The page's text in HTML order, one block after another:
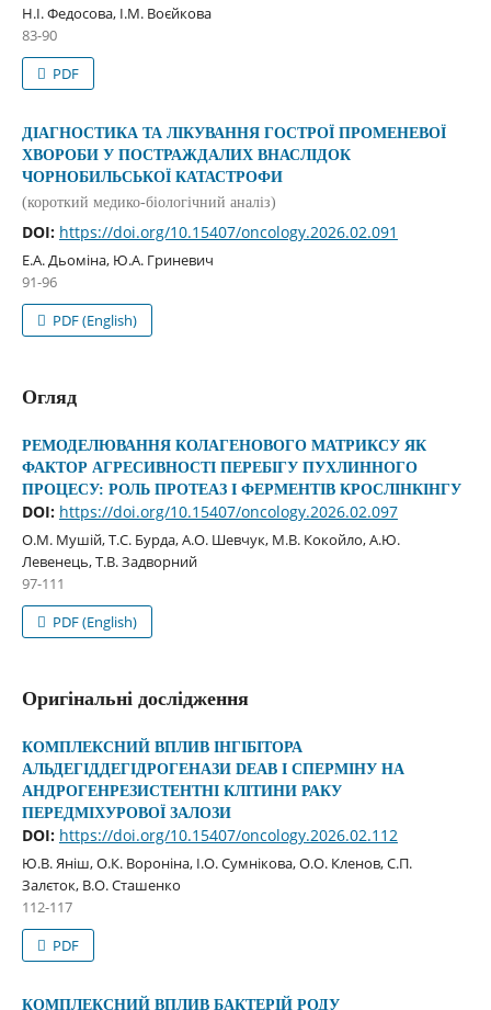
Н.І. Федосова, І.М. Воєйкова
83-90
PDF
ДІАГНОСТИКА ТА ЛІКУВАННЯ ГОСТРОЇ ПРОМЕНЕВОЇ
ХВОРОБИ У ПОСТРАЖДАЛИХ ВНАСЛІДОК
ЧОРНОБИЛЬСЬКОЇ КАТАСТРОФИ
(короткий медико-біологічний аналіз)
DOI: https://doi.org/10.15407/oncology.2026.02.091
Е.А. Дьоміна, Ю.А. Гриневич
91-96
PDF (English)
Огляд
РЕМОДЕЛЮВАННЯ КОЛАГЕНОВОГО МАТРИКСУ ЯК
ФАКТОР АГРЕСИВНОСТІ ПЕРЕБІГУ ПУХЛИННОГО
ПРОЦЕСУ: РОЛЬ ПРОТЕАЗ І ФЕРМЕНТІВ КРОСЛІНКІНГУ
DOI: https://doi.org/10.15407/oncology.2026.02.097
О.М. Мушій, Т.C. Бурда, А.О. Шевчук, М.В. Кокойло, А.Ю.
Левенець, Т.В. Задворний
97-111
PDF (English)
Оригінальні дослідження
КОМПЛЕКСНИЙ ВПЛИВ ІНГІБІТОРА
АЛЬДЕГІДДЕГІДРОГЕНАЗИ DEAB І СПЕРМІНУ НА
АНДРОГЕНРЕЗИСТЕНТНІ КЛІТИНИ РАКУ
ПЕРЕДМІХУРОВОЇ ЗАЛОЗИ
DOI: https://doi.org/10.15407/oncology.2026.02.112
Ю.В. Яніш, О.К. Вороніна, І.О. Сумнікова, О.О. Кленов, С.П.
Залєток, В.О. Сташенко
112-117
PDF
КОМПЛЕКСНИЙ ВПЛИВ БАКТЕРІЙ РОДУ